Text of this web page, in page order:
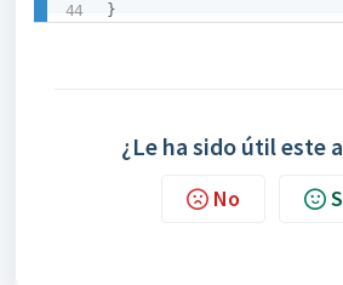
}
¿Le ha sido útil este
No